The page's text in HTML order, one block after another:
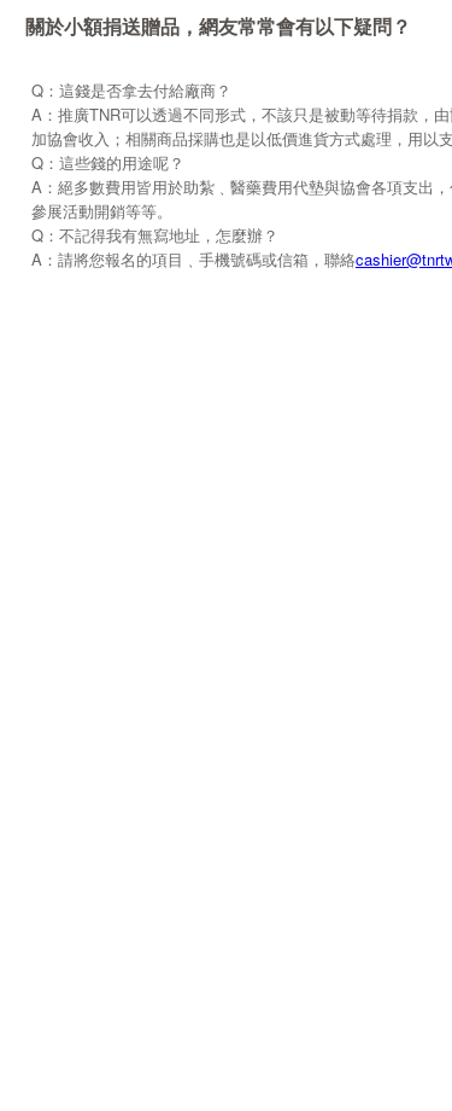
關於小額捐送贈品，網友常常會有以下疑問？
Q：這錢是否拿去付給廠商？
A：推廣TNR可以透過不同形式，不該只是被動等待捐款，
加協會收入；相關商品採購也是以低價進貨方式處理，用以
Q：這些錢的用途呢？
A：絕多數費用皆用於助紮﹑醫藥費用代墊與協會各項支出
參展活動開銷等等。
Q：不記得我有無寫地址，怎麼辦？
A：請將您報名的項目﹑手機號碼或信箱，聯絡